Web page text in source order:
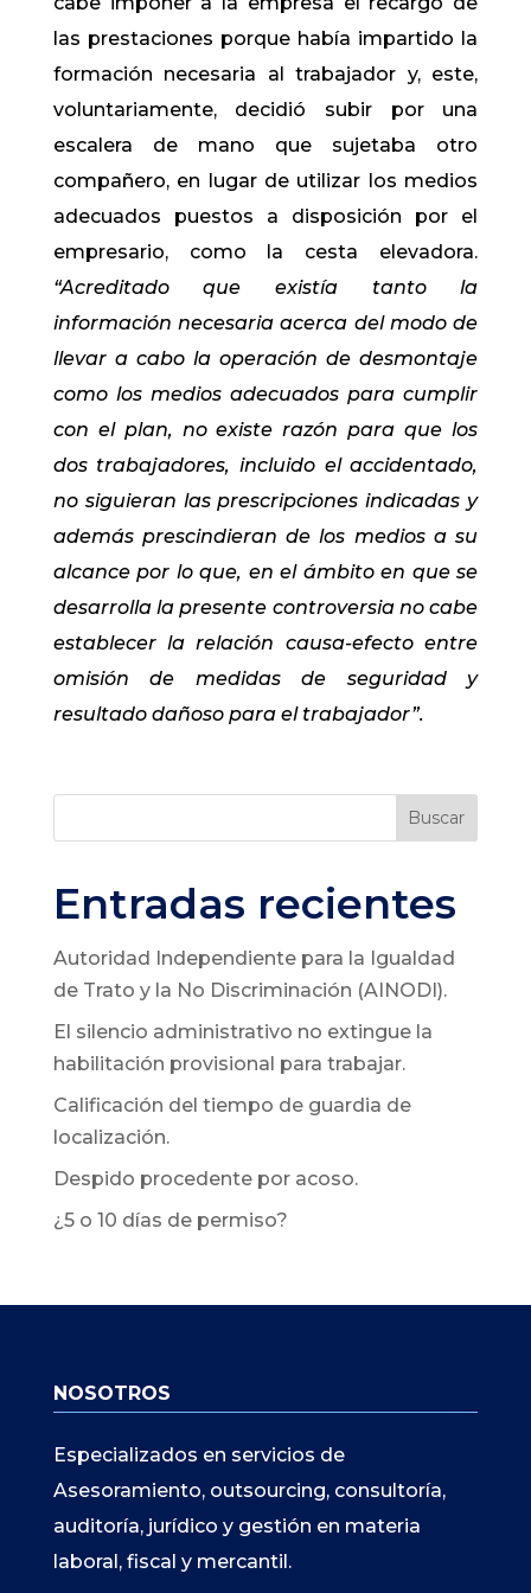
las prestaciones porque había impartido la
formación necesaria al trabajador y, este,
voluntariamente, decidió subir por una
escalera de mano que sujetaba otro
compañero, en lugar de utilizar los medios
adecuados puestos a disposición por el
empresario, como la cesta elevadora.
“Acreditado que existía tanto la
información necesaria acerca del modo de
llevar a cabo la operación de desmontaje
como los medios adecuados para cumplir
con el plan, no existe razón para que los
dos trabajadores, incluido el accidentado,
no siguieran las prescripciones indicadas y
además prescindieran de los medios a su
alcance por lo que, en el ámbito en que se
desarrolla la presente controversia no cabe
establecer la relación causa-efecto entre
omisión de medidas de seguridad y
resultado dañoso para el trabajador”.
Buscar
Entradas recientes
Autoridad Independiente para la Igualdad
de Trato y la No Discriminación (AINODI).
El silencio administrativo no extingue la
habilitación provisional para trabajar.
Calificación del tiempo de guardia de
localización.
Despido procedente por acoso.
¿5 o 10 días de permiso?
NOSOTROS
Especializados en servicios de
Asesoramiento, outsourcing, consultoría,
auditoría, jurídico y gestión en materia
laboral, fiscal y mercantil.